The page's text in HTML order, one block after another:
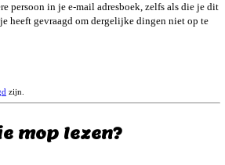
persoon in je e-mail adresboek, zelfs als die je dit
heeft gevraagd om dergelijke dingen niet op te
zijn.
mop lezen?